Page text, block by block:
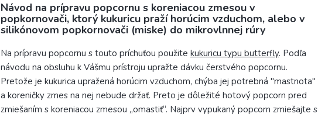
Návod na prípravu popcornu s koreniacou zmesou v
popkornovači, ktorý kukuricu praží horúcim vzduchom, alebo v
silikónovom popkornovači (miske) do mikrovlnnej rúry
Na prípravu popcornu s touto príchuťou použite kukuricu typu butterfly. Podľa
návodu na obsluhu k Vášmu prístroju upražte dávku čerstvého popcornu.
Pretože je kukurica upražená horúcim vzduchom, chýba jej potrebná "mastnota"
a koreničky zmes na nej nebude držať. Preto je dôležité hotový popcorn pred
zmiešaním s koreniacou zmesou „omastiť“. Najprv vypukaný popcorn zmiešajte s